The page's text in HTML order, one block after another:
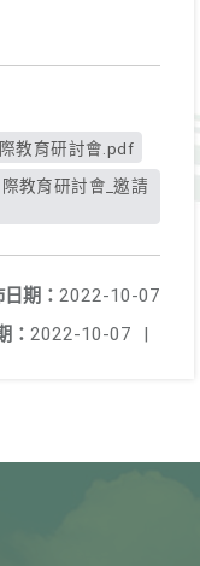
教育研討會.pdf
期： 2022-10-07
： 2022-10-07 |